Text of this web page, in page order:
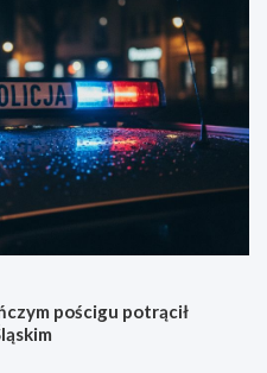
pościgu potrącił